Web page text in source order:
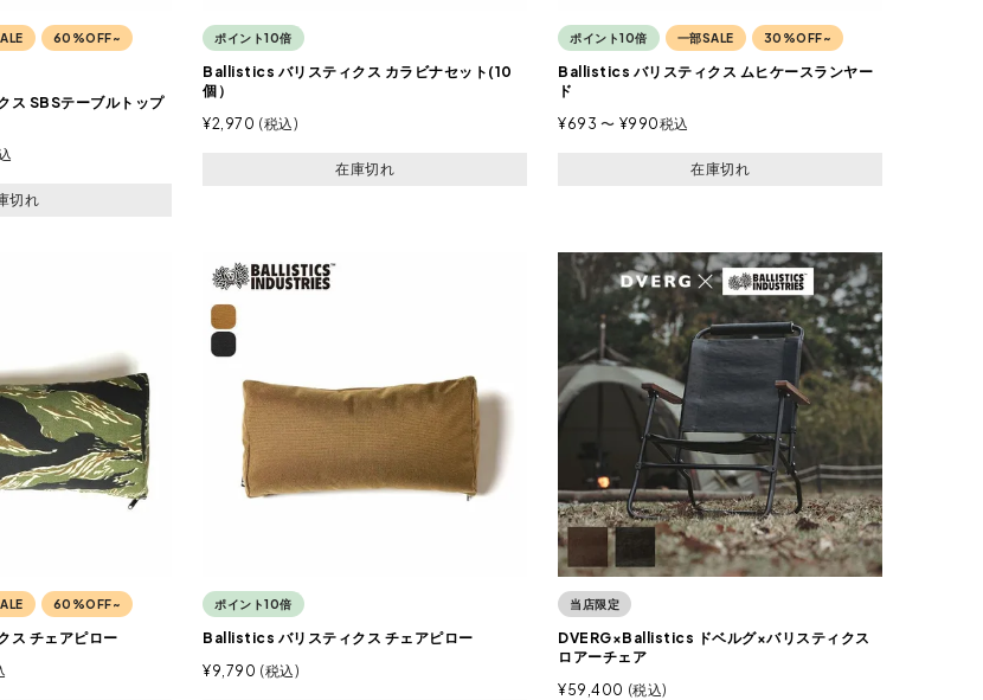
60%OFF~
SBSテーブルトップ
切れ
ポイント10倍
Ballistics バリスティクス カラビナセット(10
個）
¥2,970 税込
在庫切れ
ポイント10倍 一部SALE 30%OFF~
Ballistics バリスティクス ムヒケースランヤー
ド
¥693 〜 ¥990税込
在庫切れ
60%OFF~
チェアピロー
ポイント10倍
Ballistics バリスティクス チェアピロー
¥9,790 税込
当店限定
DVERG×Ballistics ドベルグ×バリスティクス
ロアーチェア
¥59,400 税込